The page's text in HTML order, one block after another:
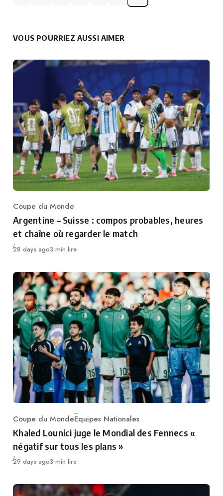
VOUS POURRIEZ AUSSI AIMER
Category
Coupe du Monde
Argentine – Suisse : compos probables, heures
et chaîne où regarder le match
Publié
28 days ago3 min lire
Category
Coupe du MondeEquipes Nationales
Khaled Lounici juge le Mondial des Fennecs «
négatif sur tous les plans »
Publié
29 days ago3 min lire